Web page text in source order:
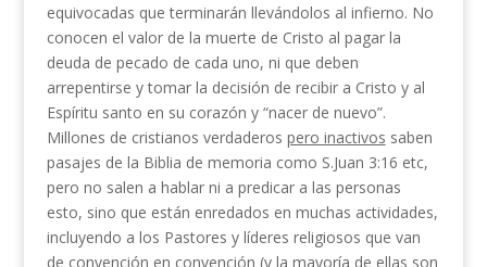
equivocadas que terminarán llevándolos al infierno. No
conocen el valor de la muerte de Cristo al pagar la
deuda de pecado de cada uno, ni que deben
arrepentirse y tomar la decisión de recibir a Cristo y al
Espíritu santo en su corazón y “nacer de nuevo”.
Millones de cristianos verdaderos pero inactivos saben
pasajes de la Biblia de memoria como S.Juan 3:16 etc,
pero no salen a hablar ni a predicar a las personas
esto, sino que están enredados en muchas actividades,
incluyendo a los Pastores y líderes religiosos que van
de convención en convención (y la mayoría de ellas son